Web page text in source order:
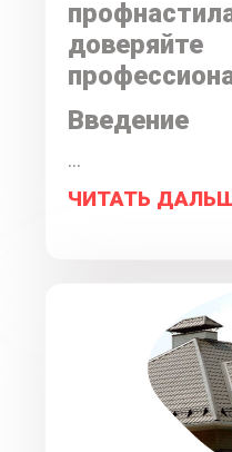
доверяйте
Введение
...
ЧИТАТЬ